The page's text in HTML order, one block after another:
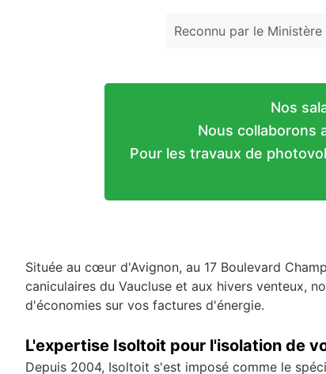
Reconnu par le
Nos
Nous collaborons
Pour les travaux de
Située au cœur d'Avignon, au 17 Boulevard
caniculaires du Vaucluse et aux hivers venteux,
d'économies sur vos factures d'énergie.
L'expertise Isoltoit pour l'isolation de
Depuis 2004, Isoltoit s'est imposé comme le